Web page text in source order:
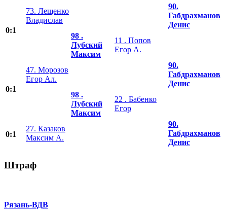
0:1
73. Лещенко
Владислав
90.
Габдрахманов
Денис
98 .
Лубский
Максим
11 . Попов
Егор А.
0:1
47. Морозов
Егор Ал.
90.
Габдрахманов
Денис
98 .
Лубский
Максим
22 . Бабенко
Егор
0:1
27. Казаков
Максим А.
90.
Габдрахманов
Денис
Штраф
Рязань-ВДВ